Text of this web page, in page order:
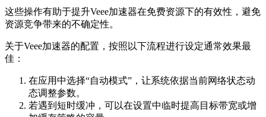
这些操作有助于提升Veee加速器在免费资源下的有效性，避免
资源竞争带来的不确定性。
关于Veee加速器的配置，按照以下流程进行设定通常效果最
佳：
在应用中选择“自动模式”，让系统依据当前网络状态动
态调整参数。
若遇到短时缓冲，可以在设置中临时提高目标带宽或增